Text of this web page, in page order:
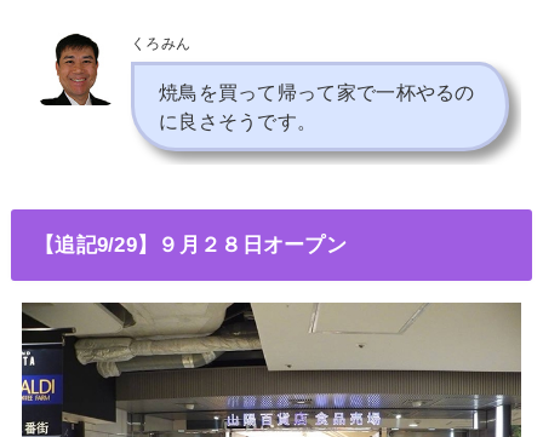
くろみん
焼鳥を買って帰って家で一杯やるの
に良さそうです。
【追記9/29】９月２８日オープン